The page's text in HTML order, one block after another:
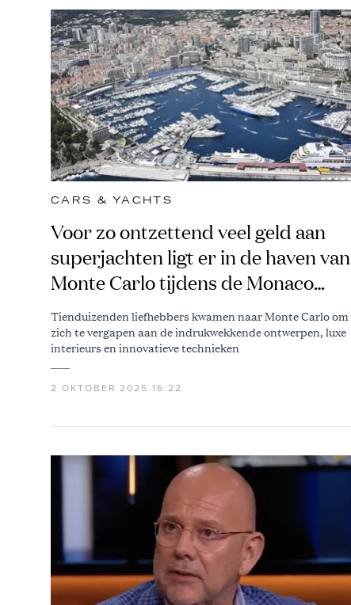
CARS & YACHTS
Voor zo ontzettend veel geld aan
superjachten ligt er in de haven van
Monte Carlo tijdens de Monaco
Yacht Show
Tienduizenden liefhebbers kwamen naar Monte Carlo om
zich te vergapen aan de indrukwekkende ontwerpen, luxe
interieurs en innovatieve technieken
2 OKTOBER 2025 16:22